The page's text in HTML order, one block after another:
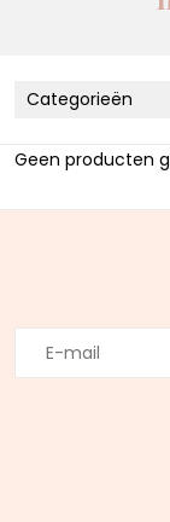
Categorieën
Geen producten